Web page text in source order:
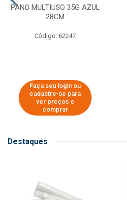
PANO MULTIUSO 35G AZUL
28CM
Código: 62247
Faça seu login ou
cadastre-se para
ver preços e
comprar
Destaques